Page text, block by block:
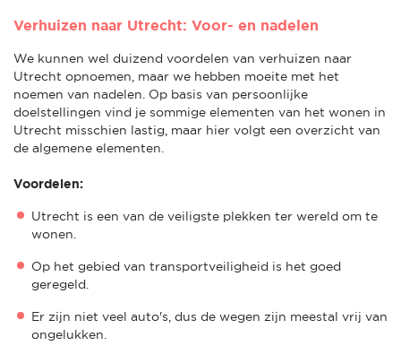
Verhuizen naar Utrecht: Voor- en nadelen
We kunnen wel duizend voordelen van verhuizen naar
Utrecht opnoemen, maar we hebben moeite met het
noemen van nadelen. Op basis van persoonlijke
doelstellingen vind je sommige elementen van het wonen in
Utrecht misschien lastig, maar hier volgt een overzicht van
de algemene elementen.
Voordelen:
Utrecht is een van de veiligste plekken ter wereld om te
wonen.
Op het gebied van transportveiligheid is het goed
geregeld.
Er zijn niet veel auto's, dus de wegen zijn meestal vrij van
ongelukken.